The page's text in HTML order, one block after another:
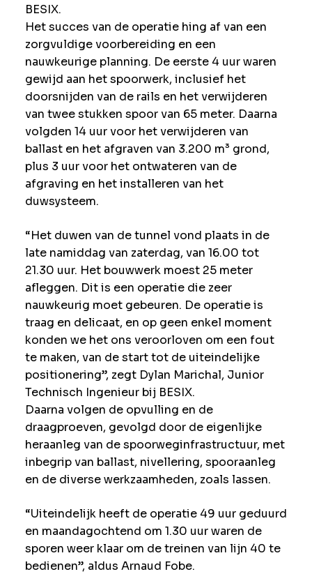
BESIX.
Het succes van de operatie hing af van een
zorgvuldige voorbereiding en een
nauwkeurige planning. De eerste 4 uur waren
gewijd aan het spoorwerk, inclusief het
doorsnijden van de rails en het verwijderen
van twee stukken spoor van 65 meter. Daarna
volgden 14 uur voor het verwijderen van
ballast en het afgraven van 3.200 m³ grond,
plus 3 uur voor het ontwateren van de
afgraving en het installeren van het
duwsysteem.
“Het duwen van de tunnel vond plaats in de
late namiddag van zaterdag, van 16.00 tot
21.30 uur. Het bouwwerk moest 25 meter
afleggen. Dit is een operatie die zeer
nauwkeurig moet gebeuren. De operatie is
traag en delicaat, en op geen enkel moment
konden we het ons veroorloven om een fout
te maken, van de start tot de uiteindelijke
positionering”, zegt Dylan Marichal, Junior
Technisch Ingenieur bij BESIX.
Daarna volgen de opvulling en de
draagproeven, gevolgd door de eigenlijke
heraanleg van de spoorweginfrastructuur, met
inbegrip van ballast, nivellering, spooraanleg
en de diverse werkzaamheden, zoals lassen.
“Uiteindelijk heeft de operatie 49 uur geduurd
en maandagochtend om 1.30 uur waren de
sporen weer klaar om de treinen van lijn 40 te
bedienen”, aldus Arnaud Fobe.